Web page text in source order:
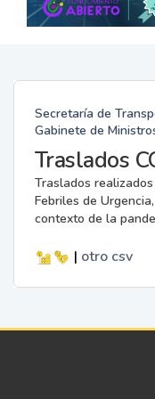
Secretaría de
Gabinete de
Traslados
Traslados
Febriles de
contexto de la
| otro csv